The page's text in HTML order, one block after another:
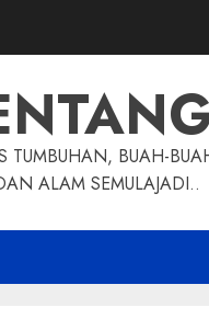
BUAH-
ALAM SEMULAJADI..